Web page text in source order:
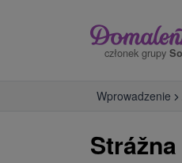
członek grupy
Wprowadzenie